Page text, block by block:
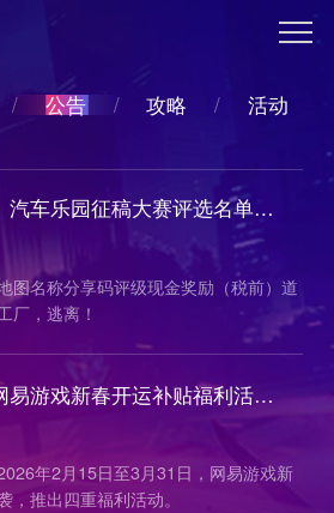
/ 公告
公告 / 攻略 / 活动
汽车乐园征稿大赛评选名单公示
图名称分享码评级现金奖励（税前）道
厂，逃离！
易游戏新春开运补贴福利活动上线
年2月15日至3月31日，网易游戏新
推出四重福利活动。